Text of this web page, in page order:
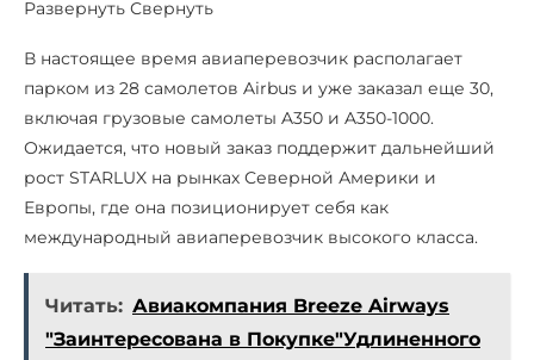
Развернуть Свернуть
В настоящее время авиаперевозчик располагает
парком из 28 самолетов Airbus и уже заказал еще 30,
включая грузовые самолеты A350 и A350-1000.
Ожидается, что новый заказ поддержит дальнейший
рост STARLUX на рынках Северной Америки и
Европы, где она позиционирует себя как
международный авиаперевозчик высокого класса.
Читать: Авиакомпания Breeze Airways
"Заинтересована в Покупке"Удлиненного